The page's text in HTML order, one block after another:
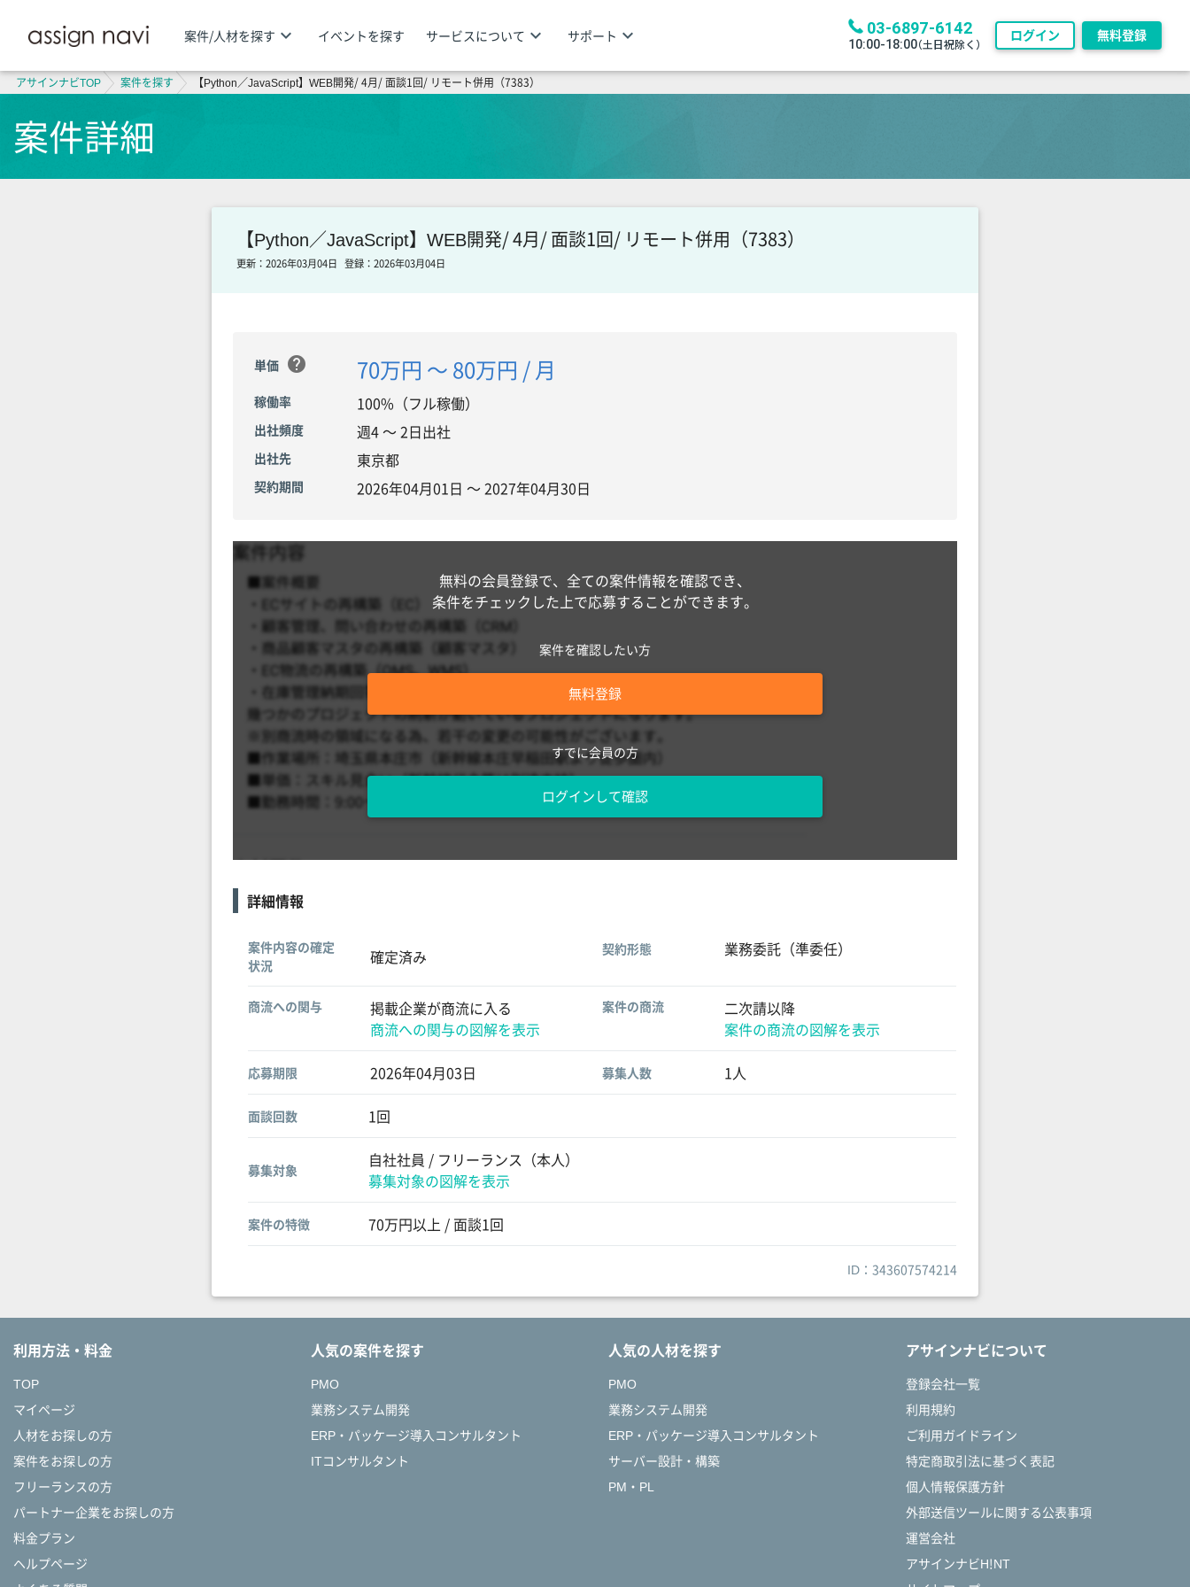
案件/人材を探す keyboard_arrow_down イベントを探す サービスについて keyboard_arrow_down サポート keyboard_arrow_down 03-6897-6142
10:00-18:00（土日祝除く）
ログイン 無料登録
アサインナビTOP 案件を探す 【Python／JavaScript】WEB開発/ 4月/ 面談1回/ リモート併用（7383）
案件詳細
【Python／JavaScript】WEB開発/ 4月/ 面談1回/ リモート併用（7383）
更新：2026年03月04日 登録：2026年03月04日
単価 help 70万円 〜 80万円 / 月
稼働率 100%（フル稼働）
出社頻度 週4 〜 2日出社
出社先 東京都
契約期間 2026年04月01日 〜 2027年04月30日
無料の会員登録で、全ての案件情報を確認でき、
条件をチェックした上で応募することができます。
案件を確認したい方
無料登録
すでに会員の方
ログインして確認
詳細情報
案件内容の確定
状況
確定済み 契約形態 業務委託（準委任）
商流への関与
掲載企業が商流に入る
商流への関与の図解を表示
案件の商流
二次請以降
案件の商流の図解を表示
応募期限 2026年04月03日 募集人数 1人
面談回数 1回
募集対象
自社社員 / フリーランス（本人）
募集対象の図解を表示
案件の特徴 70万円以上 / 面談1回
ID：343607574214
利用方法・料金
TOP
マイページ
人材をお探しの方
案件をお探しの方
フリーランスの方
パートナー企業をお探しの方
料金プラン
ヘルプページ
人気の案件を探す
PMO
業務システム開発
ERP・パッケージ導入コンサルタント
ITコンサルタント
人気の人材を探す
PMO
業務システム開発
ERP・パッケージ導入コンサルタント
サーバー設計・構築
PM・PL
アサインナビについて
登録会社一覧
利用規約
ご利用ガイドライン
特定商取引法に基づく表記
個人情報保護方針
外部送信ツールに関する公表事項
運営会社
アサインナビH!NT